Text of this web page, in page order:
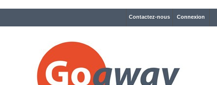
Connexion
Contactez-nous